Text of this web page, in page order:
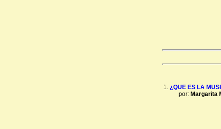
¿QUE ES LA
por: Margarita